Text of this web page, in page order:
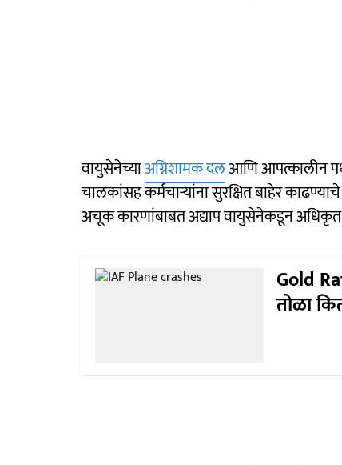
वायुसेनेच्याअग्निशामक दलआणि आपत्कालीन
चालकांसह कर्मचाऱ्यांना सुरक्षित बाहेर
अचूक कारणांबाबत अद्याप वायुसेनेकडून अधिकृत
Gold
तोळा